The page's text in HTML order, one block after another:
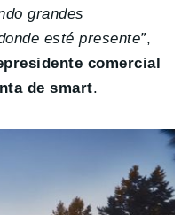
grandes
esté presente”,
comercial
de smart.